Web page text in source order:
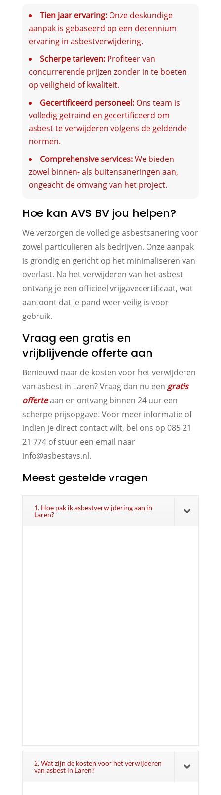
Tien jaar ervaring:Onze deskundige
aanpak is gebaseerd op een decennium
ervaring in asbestverwijdering.
Scherpe tarieven:Profiteer van
concurrerende prijzen zonder in te boeten
op veiligheid of kwaliteit.
Gecertificeerd personeel:Ons team is
volledig getraind en gecertificeerd om
asbest te verwijderen volgens de geldende
normen.
Comprehensive services:We bieden
zowel binnen- als buitensaneringen aan,
ongeacht de omvang van het project.
Hoe kan AVS BV jou helpen?
We verzorgen de volledige asbestsanering voor
zowel particulieren als bedrijven. Onze aanpak
is grondig en gericht op het minimaliseren van
overlast. Na het verwijderen van het asbest
ontvang je een officieel vrijgavecertificaat, wat
aantoont dat je pand weer veilig is voor
gebruik.
Vraag een gratis en
vrijblijvende offerte aan
Benieuwd naar de kosten voor het verwijderen
van asbest in Laren? Vraag dan nu een gratis
offerteaan en ontvang binnen 24 uur een
scherpe prijsopgave. Voor meer informatie of
indien je direct contact wilt, bel ons op 085 21
21 774 of stuur een email naar
info@asbestavs.nl.
Meest gestelde vragen
1. Hoe pak ik asbestverwijdering aan in
Laren?
2. Wat zijn de kosten voor het verwijderen
van asbest in Laren?